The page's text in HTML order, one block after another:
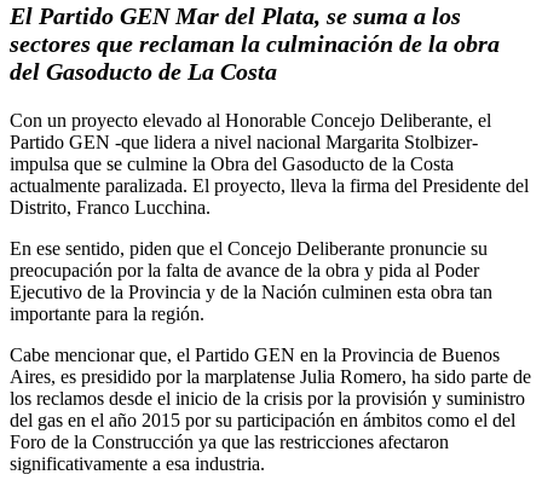
El Partido GEN Mar del Plata, se suma a los
sectores que reclaman la culminación de la obra
del Gasoducto de La Costa
Con un proyecto elevado al Honorable Concejo Deliberante, el
Partido GEN -que lidera a nivel nacional Margarita Stolbizer-
impulsa que se culmine la Obra del Gasoducto de la Costa
actualmente paralizada. El proyecto, lleva la firma del Presidente del
Distrito, Franco Lucchina.
En ese sentido, piden que el Concejo Deliberante pronuncie su
preocupación por la falta de avance de la obra y pida al Poder
Ejecutivo de la Provincia y de la Nación culminen esta obra tan
importante para la región.
Cabe mencionar que, el Partido GEN en la Provincia de Buenos
Aires, es presidido por la marplatense Julia Romero, ha sido parte de
los reclamos desde el inicio de la crisis por la provisión y suministro
del gas en el año 2015 por su participación en ámbitos como el del
Foro de la Construcción ya que las restricciones afectaron
significativamente a esa industria.